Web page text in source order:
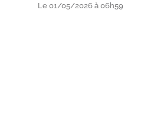
Le 01/05/2026 à 06h59